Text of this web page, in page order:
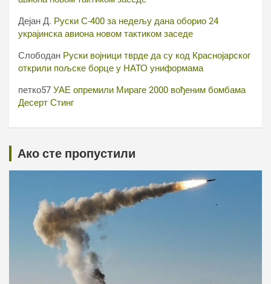
Дејан Д. Руски С-400 за недељу дана оборио 24
украјинска авиона новом тактиком заседе
Слободан Руски војници тврде да су код Краснојарског
открили пољске борце у НАТО униформама
петко57 УАЕ опремили Мираге 2000 вођеним бомбама
Десерт Стинг
Ако сте пропустили